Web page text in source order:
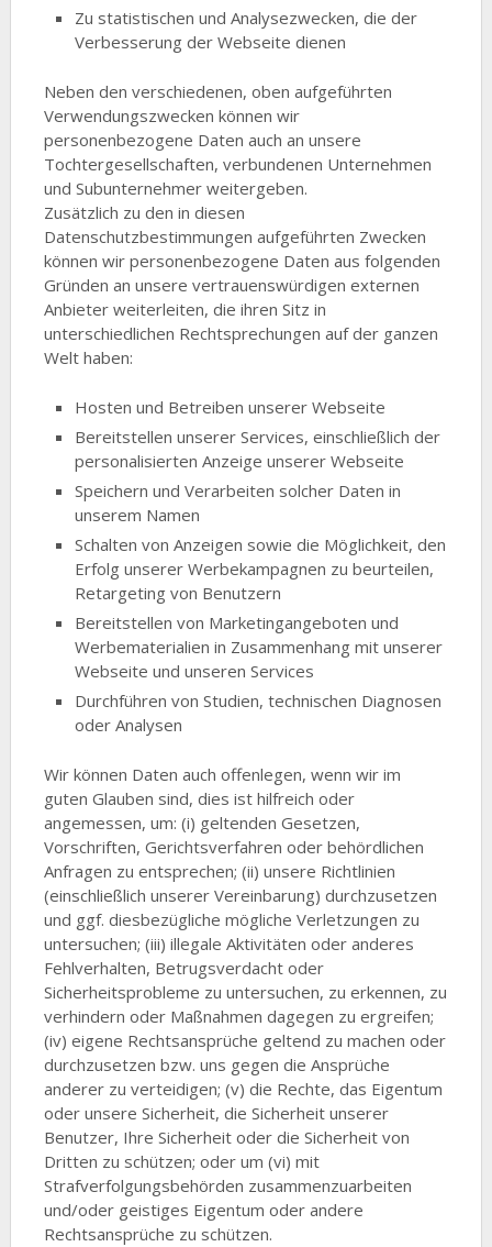
Zu statistischen und Analysezwecken, die der
Verbesserung der Webseite dienen
Neben den verschiedenen, oben aufgeführten
Verwendungszwecken können wir
personenbezogene Daten auch an unsere
Tochtergesellschaften, verbundenen Unternehmen
und Subunternehmer weitergeben.
Zusätzlich zu den in diesen
Datenschutzbestimmungen aufgeführten Zwecken
können wir personenbezogene Daten aus folgenden
Gründen an unsere vertrauenswürdigen externen
Anbieter weiterleiten, die ihren Sitz in
unterschiedlichen Rechtsprechungen auf der ganzen
Welt haben:
Hosten und Betreiben unserer Webseite
Bereitstellen unserer Services, einschließlich der
personalisierten Anzeige unserer Webseite
Speichern und Verarbeiten solcher Daten in
unserem Namen
Schalten von Anzeigen sowie die Möglichkeit, den
Erfolg unserer Werbekampagnen zu beurteilen,
Retargeting von Benutzern
Bereitstellen von Marketingangeboten und
Werbematerialien in Zusammenhang mit unserer
Webseite und unseren Services
Durchführen von Studien, technischen Diagnosen
oder Analysen
Wir können Daten auch offenlegen, wenn wir im
guten Glauben sind, dies ist hilfreich oder
angemessen, um: (i) geltenden Gesetzen,
Vorschriften, Gerichtsverfahren oder behördlichen
Anfragen zu entsprechen; (ii) unsere Richtlinien
(einschließlich unserer Vereinbarung) durchzusetzen
und ggf. diesbezügliche mögliche Verletzungen zu
untersuchen; (iii) illegale Aktivitäten oder anderes
Fehlverhalten, Betrugsverdacht oder
Sicherheitsprobleme zu untersuchen, zu erkennen, zu
verhindern oder Maßnahmen dagegen zu ergreifen;
(iv) eigene Rechtsansprüche geltend zu machen oder
durchzusetzen bzw. uns gegen die Ansprüche
anderer zu verteidigen; (v) die Rechte, das Eigentum
oder unsere Sicherheit, die Sicherheit unserer
Benutzer, Ihre Sicherheit oder die Sicherheit von
Dritten zu schützen; oder um (vi) mit
Strafverfolgungsbehörden zusammenzuarbeiten
und/oder geistiges Eigentum oder andere
Rechtsansprüche zu schützen.